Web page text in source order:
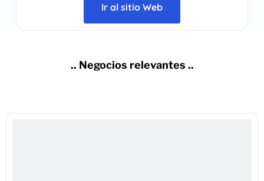
Ir al sitio Web
.. Negocios relevantes ..